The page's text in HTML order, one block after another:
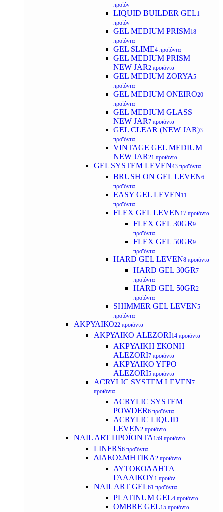
προϊόν
LIQUID BUILDER GEL1
προϊόν
GEL MEDIUM PRISM18
προϊόντα
GEL SLIME4 προϊόντα
GEL MEDIUM PRISM
NEW JAR2 προϊόντα
GEL MEDIUM ZORYA5
προϊόντα
GEL MEDIUM ONEIRO20
προϊόντα
GEL MEDIUM GLASS
NEW JAR7 προϊόντα
GEL CLEAR (NEW JAR)3
προϊόντα
VINTAGE GEL MEDIUM
NEW JAR21 προϊόντα
GEL SYSTEM LEVEN43 προϊόντα
BRUSH ON GEL LEVEN6
προϊόντα
EASY GEL LEVEN11
προϊόντα
FLEX GEL LEVEN17 προϊόντα
FLEX GEL 30GR9
προϊόντα
FLEX GEL 50GR9
προϊόντα
HARD GEL LEVEN8 προϊόντα
HARD GEL 30GR7
προϊόντα
HARD GEL 50GR2
προϊόντα
SHIMMER GEL LEVEN5
προϊόντα
ΑΚΡΥΛΙΚΟ22 προϊόντα
ΑΚΡΥΛΙΚΟ ALEZORI14 προϊόντα
ΑΚΡΥΛΙΚΗ ΣΚΟΝΗ
ALEZORI7 προϊόντα
ΑΚΡΥΛΙΚΟ ΥΓΡΟ
ALEZORI5 προϊόντα
ACRYLIC SYSTEM LEVEN7
προϊόντα
ACRYLIC SYSTEM
POWDER6 προϊόντα
ACRYLIC LIQUID
LEVEN2 προϊόντα
NAIL ART ΠΡΟΪΟΝΤΑ 159 προϊόντα
LINERS6 προϊόντα
ΔΙΑΚΟΣΜΗΤΙΚΑ2 προϊόντα
ΑΥΤΟΚΟΛΛΗΤΑ
ΓΑΛΛΙΚΟΥ1 προϊόν
NAIL ART GEL61 προϊόντα
PLATINUM GEL4 προϊόντα
OMBRE GEL15 προϊόντα